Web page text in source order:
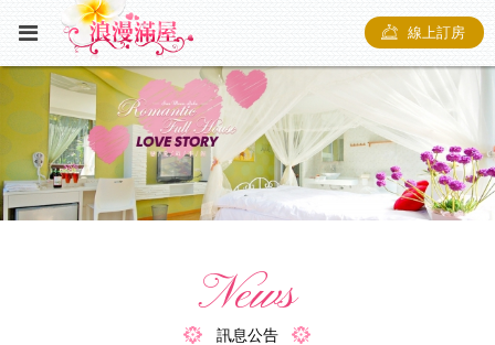
線上訂房
News
訊息公告